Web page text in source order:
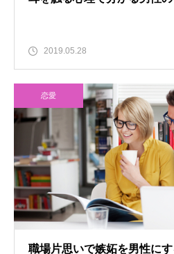
2019.05.28
恋愛
職場片思いで嫉妬を男性に